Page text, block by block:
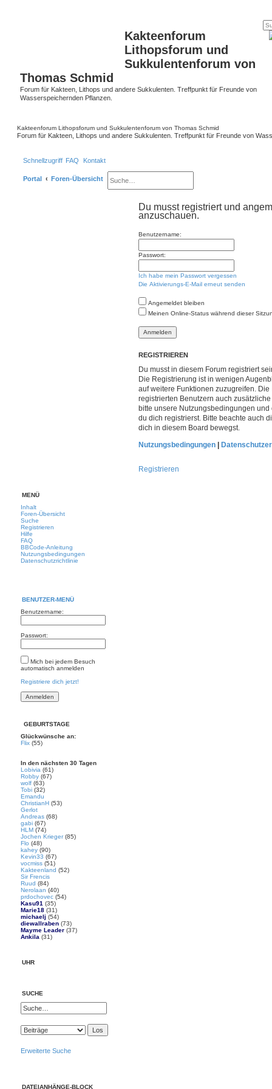
Kakteenforum
Lithopsforum und
Sukkulentenforum von
Thomas Schmid
Forum für Kakteen, Lithops und andere Sukkulenten. Treffpunkt für Freunde von
Wasserspeichernden Pflanzen.
Kakteenforum Lithopsforum und Sukkulentenforum von Thomas Schmid
Forum für Kakteen, Lithops und andere Sukkulenten. Treffpunkt für Freunde von
Schnellzugriff FAQ Kontakt
Portal
Foren-Übersicht
u
c
r
w
t
e
t
h
e
Du musst registriert und
anzuschauen.
Benutzername:
Passwort:
Ich habe mein Passwort vergessen
Die Aktivierungs-E-Mail erneut senden
Angemeldet bleiben
Meinen Online-Status während dieser
REGISTRIEREN
Du musst in diesem Forum registriert
Die Registrierung ist in wenigen
auf weitere Funktionen zuzugreifen.
registrierten Benutzern auch
bitte unsere Nutzungsbedingungen
du dich registrierst. Bitte beachte auch
dich in diesem Board bewegst.
Nutzungsbedingungen |
Registrieren
MENÜ
Inhalt
Foren-Übersicht
Suche
Registrieren
Hilfe
FAQ
BBCode-Anleitung
Nutzungsbedingungen
Datenschutzrichtlinie
BENUTZER-MENÜ
Benutzername:
Passwort:
Mich bei jedem Besuch
automatisch anmelden
Registriere dich jetzt!
GEBURTSTAGE
Glückwünsche an:
Flix (55)
In den nächsten 30 Tagen
Lobivia (61)
Robby (67)
wolf (63)
Tobi (32)
Emandu
ChristianH (53)
Gerlot
Andreas (68)
gabi (67)
HLM (74)
Jochen Krieger (85)
Flo (48)
kahey (90)
Kevin33 (67)
vocmiss (51)
Kakteenland (52)
Sir Frencis
Ruud (84)
Nerolaan (40)
prdochovec (54)
Kasu91 (35)
Marie18 (31)
michaelj (54)
diewallraben (73)
Mayme Leader (37)
Ankila (31)
UHR
SUCHE
Erweiterte Suche
DATEIANHÄNGE-BLOCK